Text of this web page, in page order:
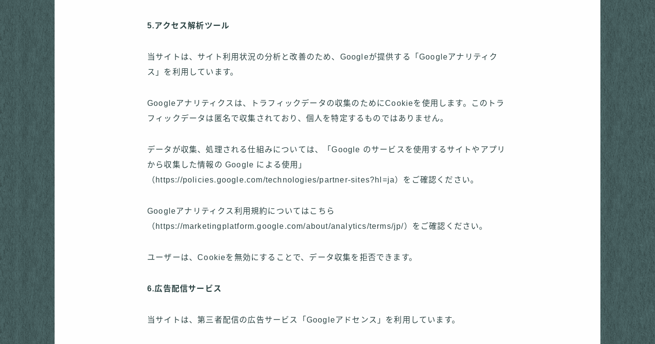
5.アクセス解析ツール
当サイトは、サイト利用状況の分析と改善のため、Googleが提供する「Googleアナリティク
ス」を利用しています。
Googleアナリティクスは、トラフィックデータの収集のためにCookieを使用します。このトラ
フィックデータは匿名で収集されており、個人を特定するものではありません。
データが収集、処理される仕組みについては、「Google のサービスを使用するサイトやアプリ
から収集した情報の Google による使用」
（https://policies.google.com/technologies/partner-sites?hl=ja）をご確認ください。
Googleアナリティクス利用規約についてはこちら
（https://marketingplatform.google.com/about/analytics/terms/jp/）をご確認ください。
ユーザーは、Cookieを無効にすることで、データ収集を拒否できます。
6.広告配信サービス
当サイトは、第三者配信の広告サービス「Googleアドセンス」を利用しています。